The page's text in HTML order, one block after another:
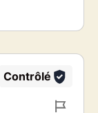
Contrôlé